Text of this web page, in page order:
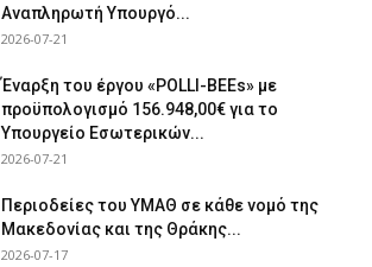
Αναπληρωτή Υπουργό...
2026-07-21
Έναρξη του έργου «POLLI-BEEs» με
προϋπολογισμό 156.948,00€ για το
Υπουργείο Εσωτερικών...
2026-07-21
Περιοδείες του ΥΜΑΘ σε κάθε νομό της
Μακεδονίας και της Θράκης...
2026-07-17